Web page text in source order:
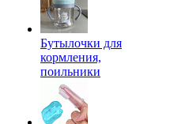
Бутылочки для
кормления,
поильники